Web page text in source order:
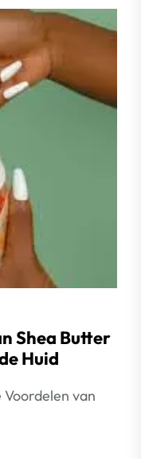
Shea Butter
Huid
van